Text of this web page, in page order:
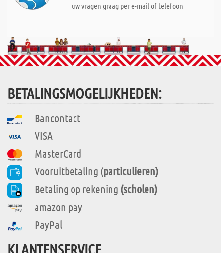
uw vragen graag per e-mail of telefoon.
BETALINGSMOGELIJKHEDEN:
Bancontact
VISA
MasterCard
Vooruitbetaling (particulieren)
Betaling op rekening (scholen)
amazon pay
PayPal
KLANTENSERVICE